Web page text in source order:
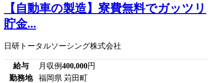
【自動車の製造】寮費無料でガッツリ
貯金...
日研トータルソーシング株式会社
給与 月収例400,000円
勤務地
福岡県 苅田町